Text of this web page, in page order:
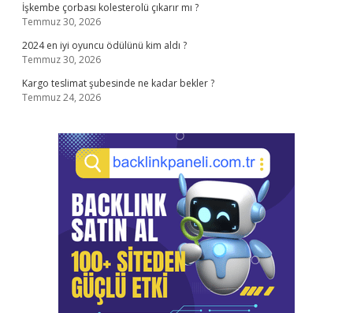
İşkembe çorbası kolesterolü çıkarır mı ?
Temmuz 30, 2026
2024 en iyi oyuncu ödülünü kim aldı ?
Temmuz 30, 2026
Kargo teslimat şubesinde ne kadar bekler ?
Temmuz 24, 2026